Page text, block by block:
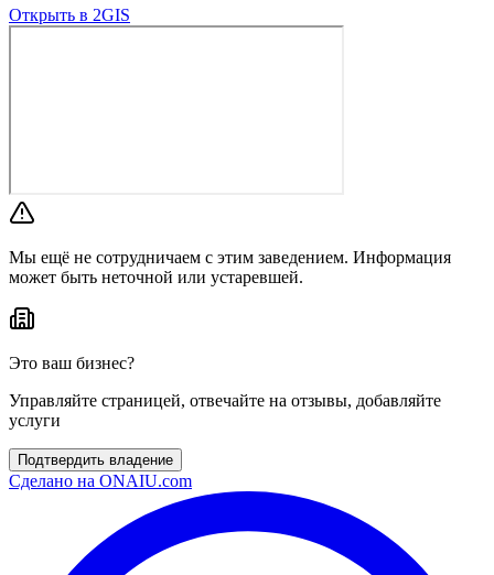
Открыть в 2GIS
Мы ещё не сотрудничаем с этим заведением. Информация
может быть неточной или устаревшей.
Это ваш бизнес?
Управляйте страницей, отвечайте на отзывы, добавляйте
услуги
Подтвердить владение
Сделано на ONAIU.com